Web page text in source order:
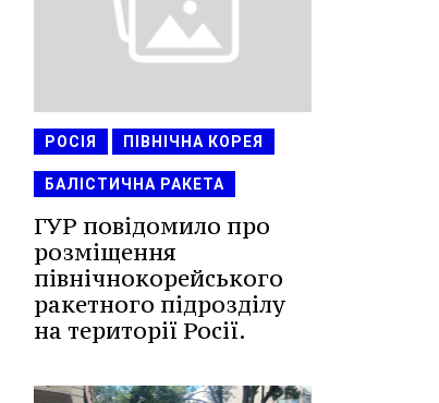
РОСІЯ ПІВНІЧНА КОРЕЯ
БАЛІСТИЧНА РАКЕТА
ГУР повідомило про
розміщення
північнокорейського
ракетного підрозділу
на території Росії.